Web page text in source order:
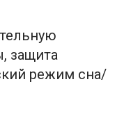
защита
режим сна/